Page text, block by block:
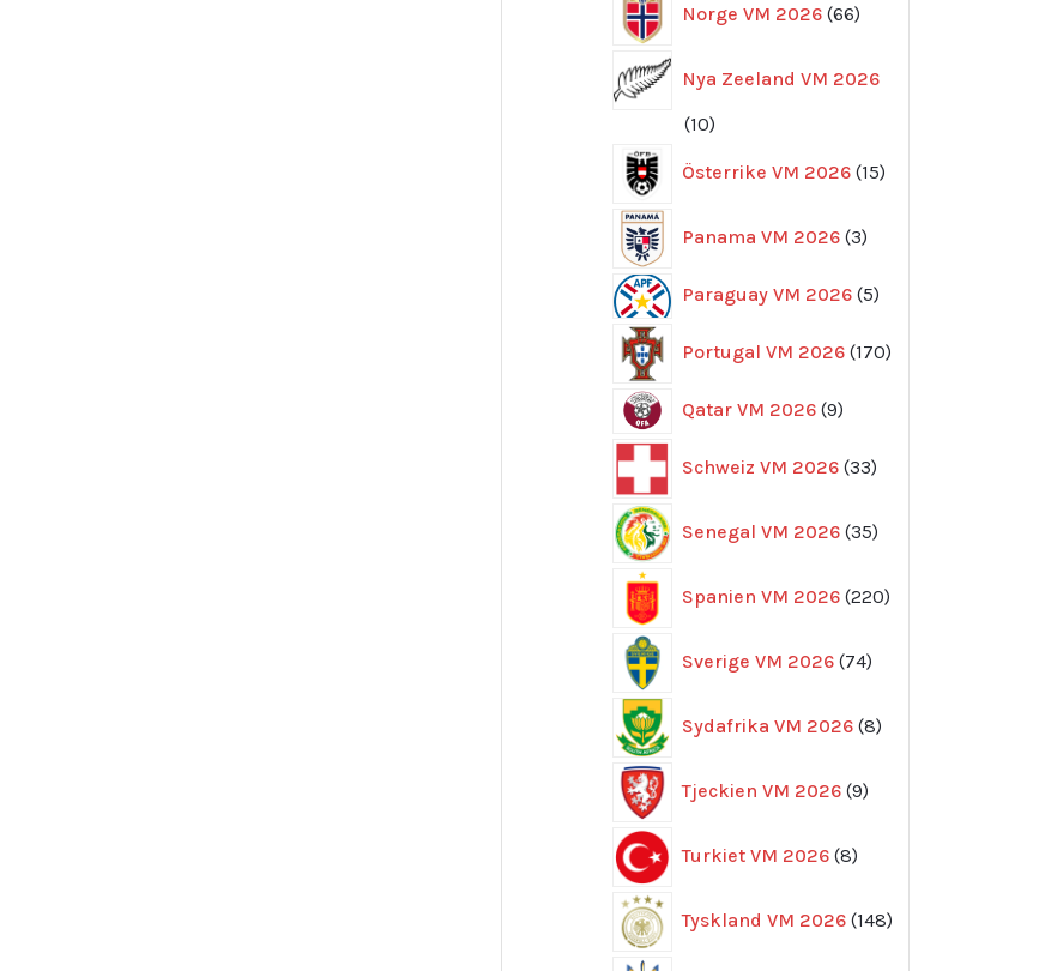
Norge VM 2026 66
produkter
Nya Zeeland VM 2026
1010
Österrike VM 2026 15
produkter
Panama VM 2026 3
produkter
Paraguay VM 2026 55
Portugal VM 2026 170
produkter
Qatar VM 2026 99
Schweiz VM 2026 33
produkter
Senegal VM 2026 35
produkter
Spanien VM 2026 220
produkter
Sverige VM 2026 74
produkter
Sydafrika VM 2026 8
produkter
Tjeckien VM 2026 9
produkter
Turkiet VM 2026 8
produkter
Tyskland VM 2026 148
produkter